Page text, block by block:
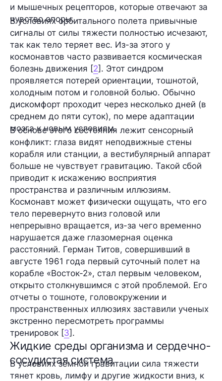
и мышечных рецепторов, которые отвечают за
чувство опоры.
В условиях орбитального полета привычные
сигналы от силы тяжести полностью исчезают,
так как тело теряет вес. Из-за этого у
космонавтов часто развивается космическая
болезнь движения [2]. Этот синдром
проявляется потерей ориентации, тошнотой,
холодным потом и головной болью. Обычно
дискомфорт проходит через несколько дней (в
среднем до пяти суток), по мере адаптации
мозга к новым условиям.
В основе этого состояния лежит сенсорный
конфликт: глаза видят неподвижные стены
корабля или станции, а вестибулярный аппарат
больше не чувствует гравитацию. Такой сбой
приводит к искажению восприятия
пространства и различным иллюзиям.
Космонавт может физически ощущать, что его
тело перевернуто вниз головой или
непрерывно вращается, из-за чего временно
нарушается даже глазомерная оценка
расстояний. Герман Титов, совершивший в
августе 1961 года первый суточный полет на
корабле «Восток-2», стал первым человеком,
открыто столкнувшимся с этой проблемой. Его
отчеты о тошноте, головокружении и
пространственных иллюзиях заставили ученых
экстренно пересмотреть программы
тренировок [3].
Жидкие среды организма и сердечно-
сосудистая система
В условиях земной гравитации сила тяжести
тянет кровь, лимфу и другие жидкости вниз, к